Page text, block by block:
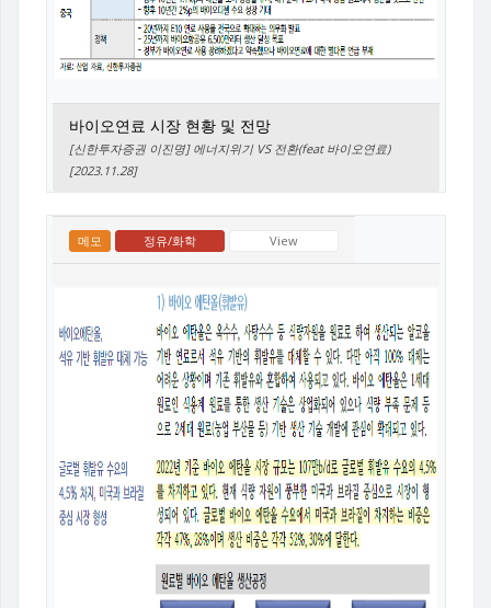
바이오연료 시장 현황 및 전망
[신한투자증권 이진명] 에너지위기 VS 전환(feat 바이오연료)
[2023.11.28]
메모 정유/화학 View